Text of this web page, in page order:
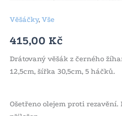
Věšáčky, Vše
415,00 Kč
Drátovaný věšák z černého
12,5cm, šířka 30,5cm, 5 háčků.
Ošetřeno olejem proti rezavění.